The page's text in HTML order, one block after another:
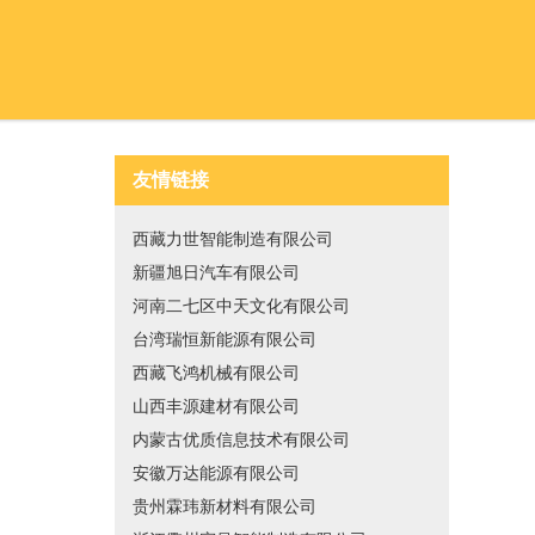
友情链接
西藏力世智能制造有限公司
新疆旭日汽车有限公司
河南二七区中天文化有限公司
台湾瑞恒新能源有限公司
西藏飞鸿机械有限公司
山西丰源建材有限公司
内蒙古优质信息技术有限公司
安徽万达能源有限公司
贵州霖玮新材料有限公司